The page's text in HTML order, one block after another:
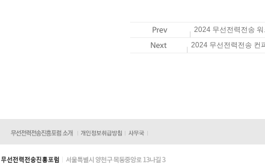
2024 무선전력전송
2024 무선전력전송 컨